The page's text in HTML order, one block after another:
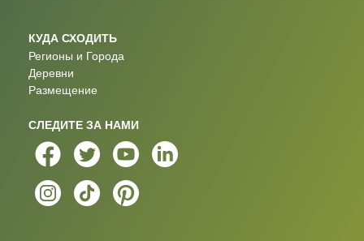
КУДА СХОДИТЬ
Регионы и Города
Деревни
Размещение
СЛЕДИТЕ ЗА НАМИ